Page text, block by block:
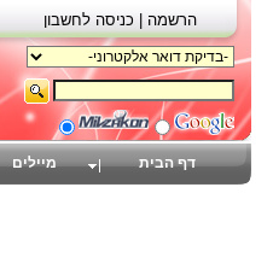
דף הבית מיילים
הרשמה | כניסה לחשבון